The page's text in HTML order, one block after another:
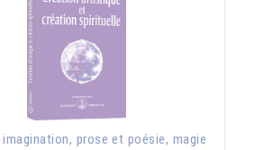
prose et poésie, magie